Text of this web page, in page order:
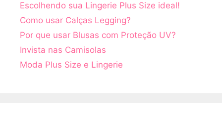
Escolhendo sua Lingerie Plus Size ideal!
Como usar Calças Legging?
Por que usar Blusas com Proteção UV?
Invista nas Camisolas
Moda Plus Size e Lingerie